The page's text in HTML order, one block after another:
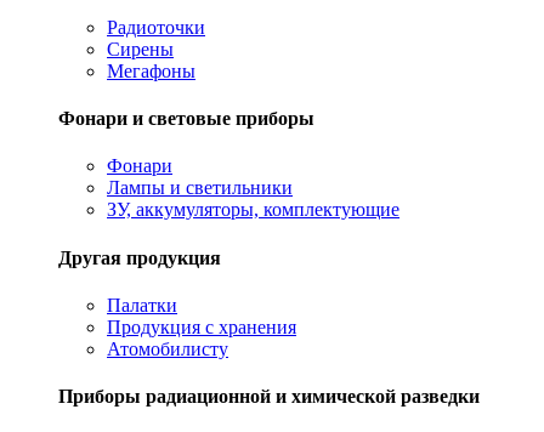
Радиоточки
Сирены
Мегафоны
Фонари и световые приборы
Фонари
Лампы и светильники
ЗУ, аккумуляторы, комплектующие
Другая продукция
Палатки
Продукция с хранения
Атомобилисту
Приборы радиационной и химической разведки